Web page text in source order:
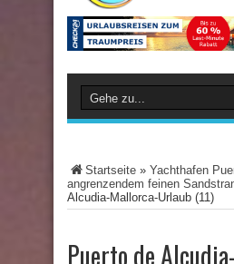
Startseite » Yachthafen
angrenzendem feinen
Alcudia-Mallorca-Urlaub (11)
Puerto de